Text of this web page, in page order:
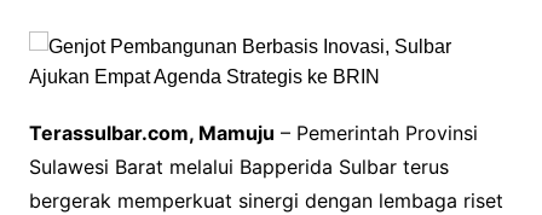
Terassulbar.com, Mamuju – Pemerintah Provinsi
Sulawesi Barat melalui Bapperida Sulbar terus
bergerak memperkuat sinergi dengan lembaga riset